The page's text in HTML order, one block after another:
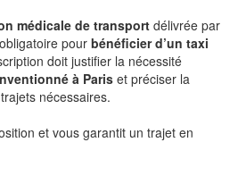
médicale de transport délivrée par
pour bénéficier d’un taxi
doit justifier la nécessité
à Paris et préciser la
nécessaires.
et vous garantit un trajet en